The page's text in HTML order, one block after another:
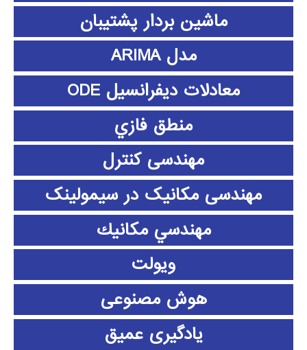
ماشین بردار پشتیبان
مدل ARIMA
معادلات دیفرانسیل ODE
منطق فازي
مهندسی کنترل
مهندسی مکانیک در سیمولینک
مهندسي مكانيك
ویولت
هوش مصنوعی
یادگیری عمیق